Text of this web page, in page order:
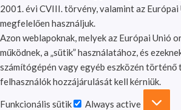
2001. évi CVIII. törvény, valamint az
megfelelően használjuk.
Azon weblapoknak, melyek az Európai Unió
működnek, a „sütik” használatához, és
számítógépén vagy egyéb eszközén történő
felhasználók hozzájárulását kell kérniük.
Funkcionális sütik Always active